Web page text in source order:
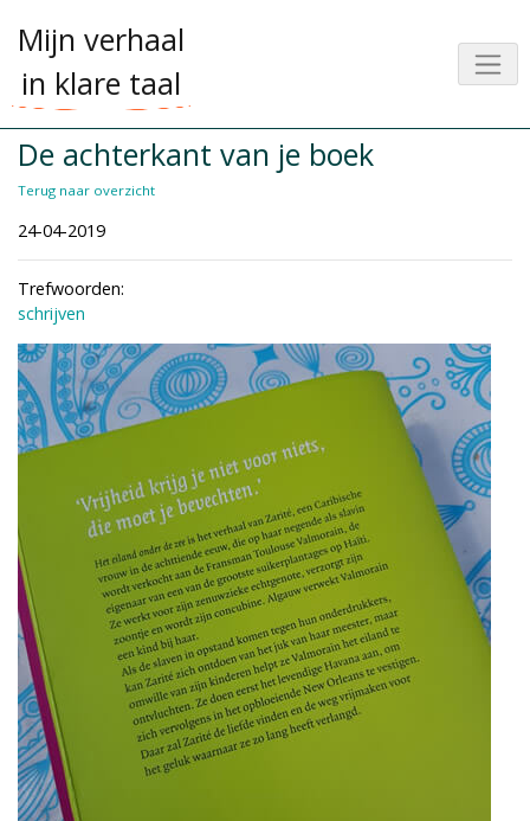
Mijn verhaal
in klare taal
De achterkant van je boek
Terug naar overzicht
24-04-2019
Trefwoorden:
schrijven